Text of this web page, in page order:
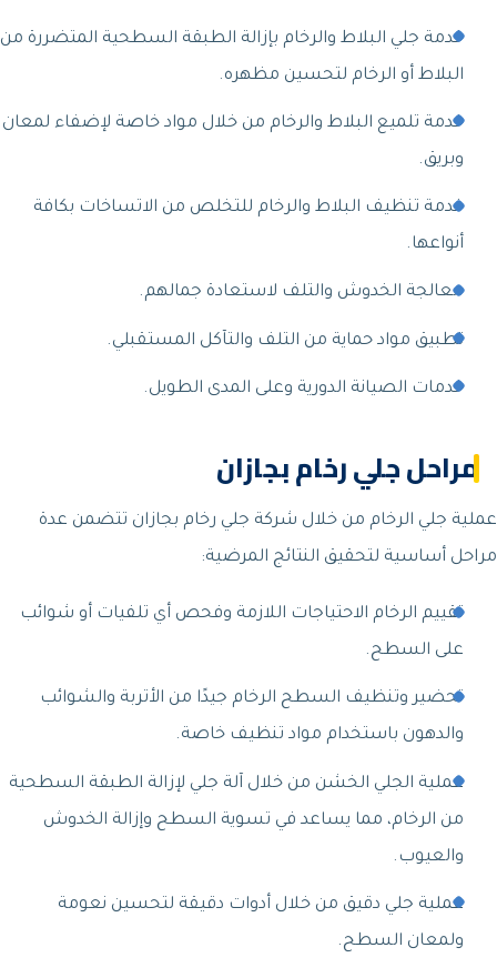
خدمة جلي البلاط والرخام بإزالة الطبقة السطحية المتضررة من
البلاط أو الرخام لتحسين مظهره.
خدمة تلميع البلاط والرخام من خلال مواد خاصة لإضفاء لمعان
وبريق.
خدمة تنظيف البلاط والرخام للتخلص من الاتساخات بكافة
أنواعها.
معالجة الخدوش والتلف لاستعادة جمالهم.
تطبيق مواد حماية من التلف والتآكل المستقبلي.
خدمات الصيانة الدورية وعلى المدى الطويل.
مراحل جلي رخام بجازان
عملية جلي الرخام من خلال شركة جلي رخام بجازان تتضمن عدة
مراحل أساسية لتحقيق النتائج المرضية:
تقييم الرخام الاحتياجات اللازمة وفحص أي تلفيات أو شوائب
على السطح.
تحضير وتنظيف السطح الرخام جيدًا من الأتربة والشوائب
والدهون باستخدام مواد تنظيف خاصة.
عملية الجلي الخشن من خلال آلة جلي لإزالة الطبقة السطحية
من الرخام، مما يساعد في تسوية السطح وإزالة الخدوش
والعيوب.
عملية جلي دقيق من خلال أدوات دقيقة لتحسين نعومة
ولمعان السطح.